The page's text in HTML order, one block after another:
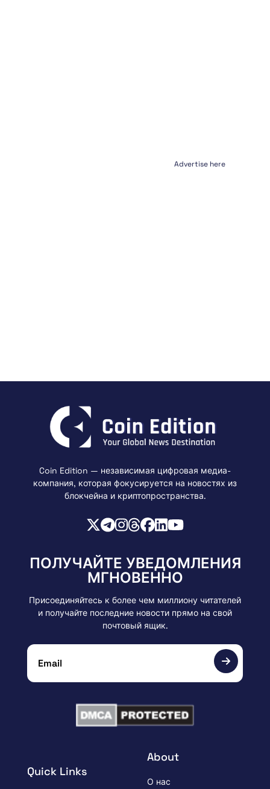
Advertise here
Coin Edition — независимая цифровая медиа-
компания, которая фокусируется на новостях из
блокчейна и криптопространства.
Quick Links
About
О нас
ПОЛУЧАЙТЕ УВЕДОМЛЕНИЯ
МГНОВЕННО
Присоединяйтесь к более чем миллиону читателей
и получайте последние новости прямо на свой
почтовый ящик.